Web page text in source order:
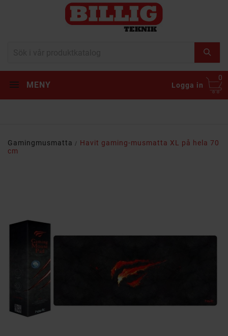
MENY Logga in
0
Gamingmusmatta
Havit gaming-musmatta XL på hela 70
cm